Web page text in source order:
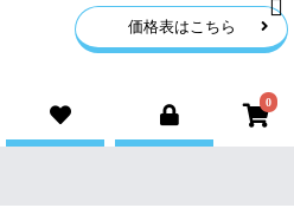
価格表はこちら
0